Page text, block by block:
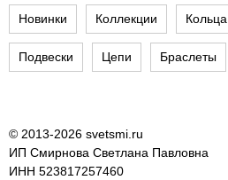
Новинки Коллекции Кольца
Подвески Цепи Браслеты
© 2013-2026 svetsmi.ru
ИП Смирнова Светлана Павловна
ИНН 523817257460